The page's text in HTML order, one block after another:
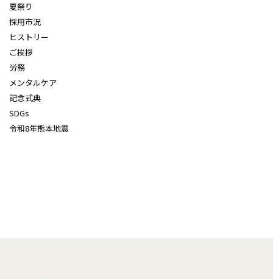
夏祭り
採用市況
ヒストリー
ご挨拶
労務
メンタルケア
記念式典
SDGs
令和8年熊本地震